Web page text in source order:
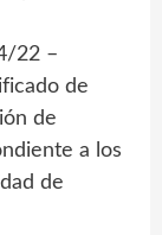
22 –
de
de
a los
de